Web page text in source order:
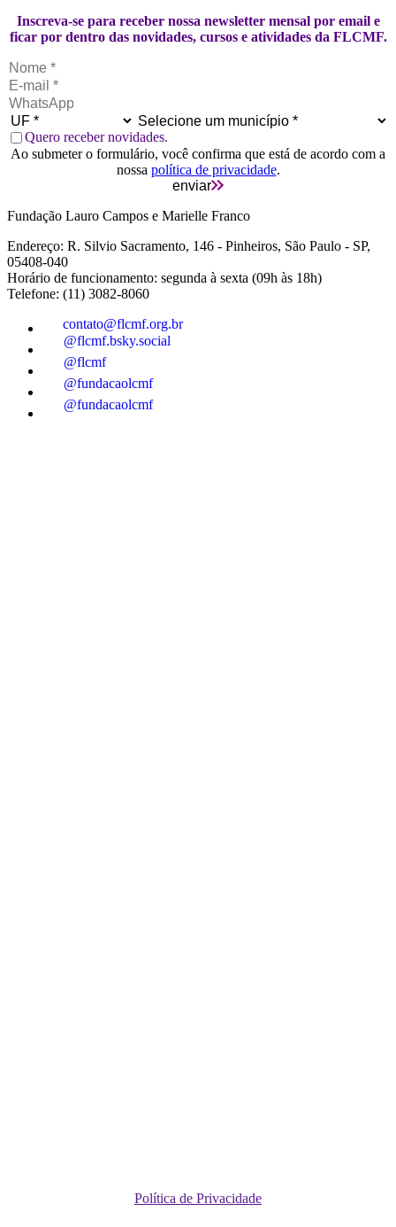
Inscreva-se para receber nossa newsletter mensal por email e
ficar por dentro das novidades, cursos e atividades da FLCMF.
Quero receber novidades.
Ao submeter o formulário, você confirma que está de acordo com a
nossa política de privacidade.
enviar
Fundação Lauro Campos e Marielle Franco
Endereço: R. Silvio Sacramento, 146 - Pinheiros, São Paulo - SP,
05408-040
Horário de funcionamento: segunda à sexta (09h às 18h)
Telefone: (11) 3082-8060
contato@flcmf.org.br
@flcmf.bsky.social
@flcmf
@fundacaolcmf
@fundacaolcmf
Política de Privacidade